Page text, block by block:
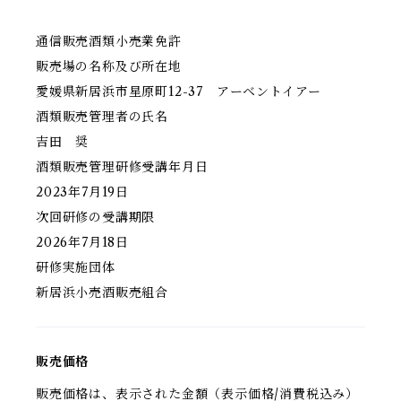
通信販売酒類小売業免許
販売場の名称及び所在地
愛媛県新居浜市星原町12-37 アーベントイアー
酒類販売管理者の氏名
吉田 奨
酒類販売管理研修受講年月日
2023年7月19日
次回研修の受講期限
2026年7月18日
研修実施団体
新居浜小売酒販売組合
販売価格
販売価格は、表示された金額（表示価格/消費税込み）